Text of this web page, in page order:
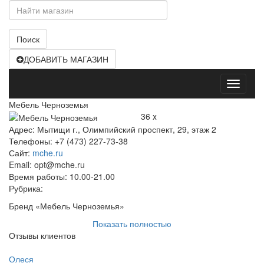
Поиск
ДОБАВИТЬ МАГАЗИН
Открыть
меню
Мебель Черноземья
36 x
Адрес: Мытищи г., Олимпийский проспект, 29, этаж 2
Телефоны: +7 (473) 227-73-38
Сайт: mche.ru
Email: opt@mche.ru
Время работы: 10.00-21.00
Рубрика:
Бренд «Мебель Черноземья»
Показать полностью
Отзывы клиентов
Олеся